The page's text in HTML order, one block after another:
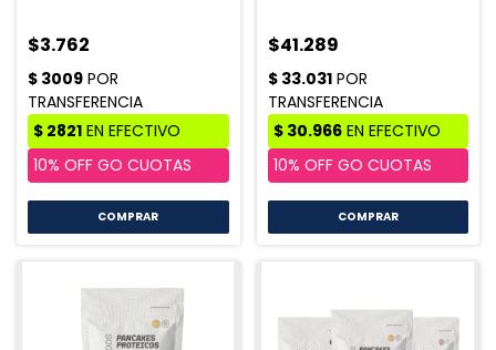
$3.762 $41.289
COMPRAR